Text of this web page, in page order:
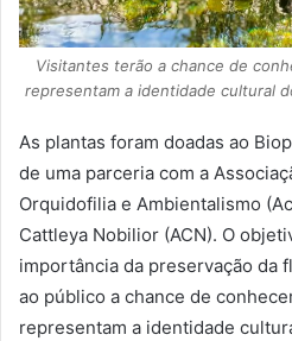
Visitantes terão a chance de
representam a identidade cultural
As plantas foram doadas ao
de uma parceria com a
Orquidofilia e Ambientalismo
Cattleya Nobilior (ACN). O
importância da preservação da
ao público a chance de
representam a identidade